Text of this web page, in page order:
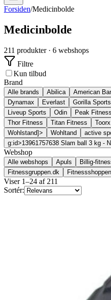
Forsiden/Medicinbolde
Medicinbolde
211 produkter · 6 webshops
Filtre
Kun tilbud
Brand
Alle brands Abilica American
Dynamax
Everlast Gorilla Sports
Liveup Sports
Odin Peak Fitness
Thor Fitness
Titan Fitness Toorx
Wohlstand]>
Wohltand
active
g:id>13961757638 Slam
Webshop
Alle webshops Apuls Billig-
Fitnessgruppen.dk
Viser 1–24 af 211
Sortér: